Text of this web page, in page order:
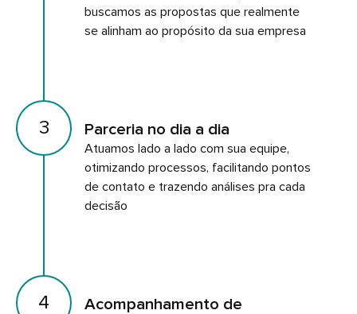
buscamos as propostas que realmente
se alinham ao propósito da sua empresa
3 Parceria no dia a dia
Atuamos lado a lado com sua equipe,
otimizando processos, facilitando pontos
de contato e trazendo análises pra cada
decisão
4
Acompanhamento de